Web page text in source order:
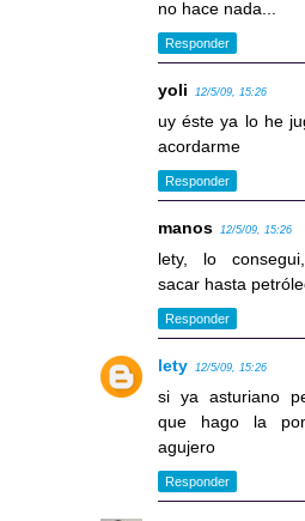
no hace nada...
Responder
yoli 12/5/09, 15:26
uy éste ya lo he
acordarme
Responder
manos 12/5/09, 15:26
lety, lo
sacar hasta
Responder
lety 12/5/09, 15:26
si ya asturiano
que hago la
agujero
Responder